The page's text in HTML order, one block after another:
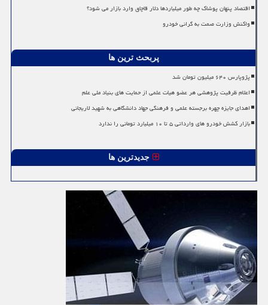
اقتصاد پنهان پوشاک چه طور میلیاردها دلار قاچاق وارد بازار می شود؟
واکنش وزارت صمت به گرانی خودرو
پربحث ترین ها
پژوپارس ۶۴۰ میلیون تومان شد
اعلام ظرفیت پژوهشی هر عضو هیات علمی از حمایت های بنیاد ملی علم
اهدای جایزه چهره برجسته علمی و فرهنگی جهاد دانشگاهی به شهید لاریجانی
بازار کشش خودرو های وارداتی ۵ تا ۱۰ میلیارد تومانی را ندارد
جدیدترین ها